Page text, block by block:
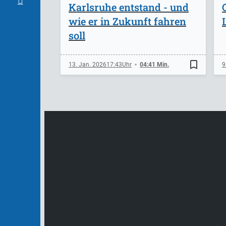
Karlsruhe entstand - und
wie er in Zukunft fahren
soll
13. Jan. 202617:43 04:41 Min. bookmark_border